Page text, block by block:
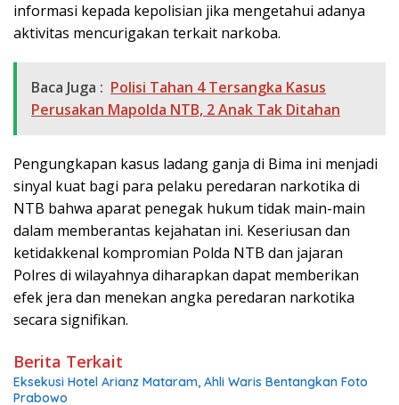
informasi kepada kepolisian jika mengetahui adanya
aktivitas mencurigakan terkait narkoba.
Baca Juga : Polisi Tahan 4 Tersangka Kasus
Perusakan Mapolda NTB, 2 Anak Tak Ditahan
Pengungkapan kasus ladang ganja di Bima ini menjadi
sinyal kuat bagi para pelaku peredaran narkotika di
NTB bahwa aparat penegak hukum tidak main-main
dalam memberantas kejahatan ini. Keseriusan dan
ketidakkenal kompromian Polda NTB dan jajaran
Polres di wilayahnya diharapkan dapat memberikan
efek jera dan menekan angka peredaran narkotika
secara signifikan.
Berita Terkait
Eksekusi Hotel Arianz Mataram, Ahli Waris Bentangkan Foto
Prabowo